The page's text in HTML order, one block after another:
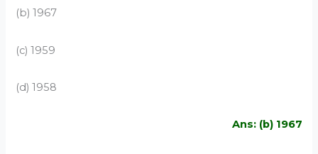
(b) 1967
(c) 1959
(d) 1958
Ans: (b) 1967